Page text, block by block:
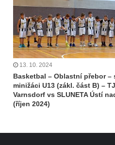
13. 10. 2024
Basketbal – Oblastní přebor –
minižáci U13 (zákl. část B) –
Varnsdorf vs SLUNETA Ústí
(říjen 2024)